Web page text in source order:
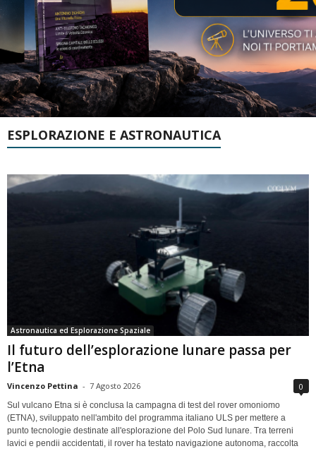
ESPLORAZIONE E ASTRONAUTICA
Astronautica ed Esplorazione Spaziale
Il futuro dell’esplorazione lunare passa per
l’Etna
Vincenzo Pettina - 7 Agosto 2026 0
Sul vulcano Etna si è conclusa la campagna di test del rover omoniomo
(ETNA), sviluppato nell'ambito del programma italiano ULS per mettere a
punto tecnologie destinate all'esplorazione del Polo Sud lunare. Tra terreni
lavici e pendii accidentati, il rover ha testato navigazione autonoma, raccolta